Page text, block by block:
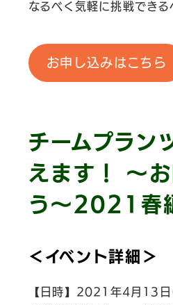
なるべく気軽に挑戦でき
お申し込みはこちら
チームプラン
えます！ 〜
う〜2021春
＜イベント詳細＞
【日時】2021年4月13